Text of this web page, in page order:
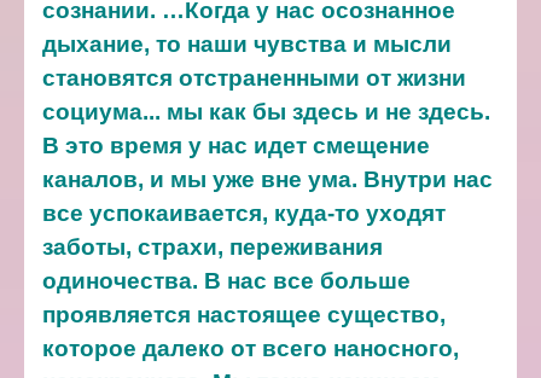
сознании. …Когда у нас осознанное
дыхание, то наши чувства и мысли
становятся отстраненными от жизни
социума... мы как бы здесь и не здесь.
В это время у нас идет смещение
каналов, и мы уже вне ума. Внутри нас
все успокаивается, куда-то уходят
заботы, страхи, переживания
одиночества. В нас все больше
проявляется настоящее существо,
которое далеко от всего наносного,